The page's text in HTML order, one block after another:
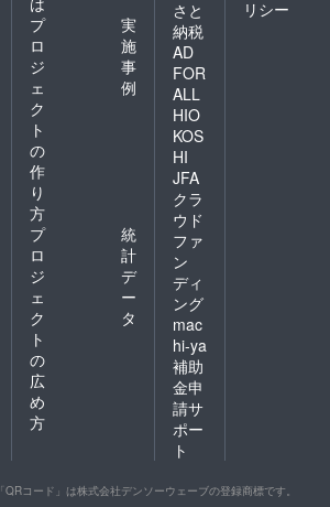
プ
ロ
ジ
ェ
ク
ト
の
作
り
方
実
施
事
例
プ
ロ
ジ
ェ
ク
ト
の
広
め
方
統
計
デ
ー
タ
さと
納税
AD
FOR
ALL
HIO
KOS
HI
JFA
クラ
ウド
ファ
ン
ディ
ング
mac
hi-ya
補助
金申
請サ
ポー
ト
リシー
「QRコード」は株式会社デンソーウェーブの登録商標です。